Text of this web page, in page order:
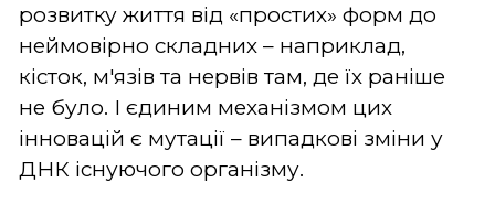
розвитку життя від «простих» форм до
неймовірно складних – наприклад,
кісток, м'язів та нервів там, де їх раніше
не було. І єдиним механізмом цих
інновацій є мутації – випадкові зміни у
ДНК існуючого організму.